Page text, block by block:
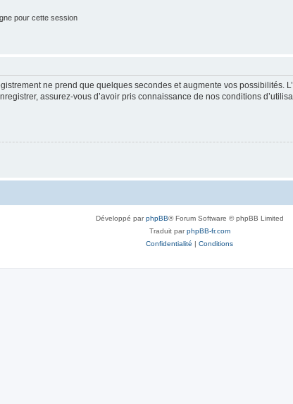
pour cette session
ne prend que quelques secondes et augmente vos possibilités.
assurez-vous d’avoir pris connaissance de nos conditions
Développé parphpBB® Forum Software © phpBB Limited
Traduit parphpBB-fr.com
Confidentialité | Conditions